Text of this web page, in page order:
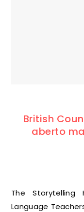
British
aberto
“O Manual
The Storytelling
Language